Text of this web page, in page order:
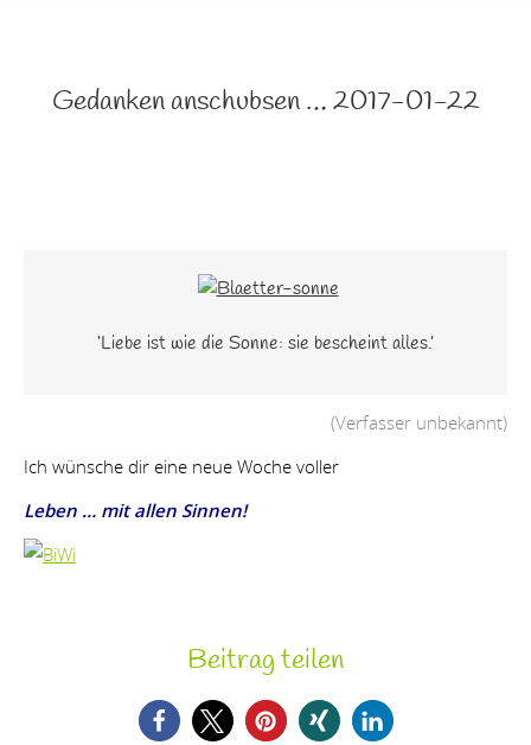
Gedanken anschubsen … 2017-01-22
‘Liebe ist wie die Sonne: sie bescheint alles.’
(Verfasser unbekannt)
Ich wünsche dir eine neue Woche voller
Leben … mit allen Sinnen!
Beitrag teilen